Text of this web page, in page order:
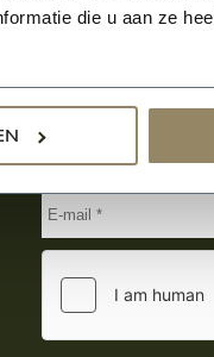
die u aan ze